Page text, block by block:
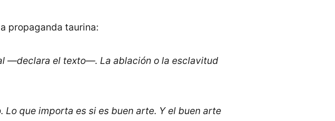
propaganda taurina:
—declara el texto—. La ablación o la esclavitud
Lo que importa es si esbuen arte. Y el buen arte